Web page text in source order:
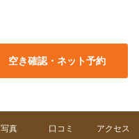
空き確認・ネット予約
写真 口コミ アクセス